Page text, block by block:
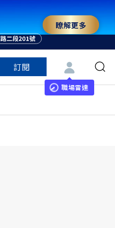
瞭解更多
訂閱
職場雷達
特色頻道